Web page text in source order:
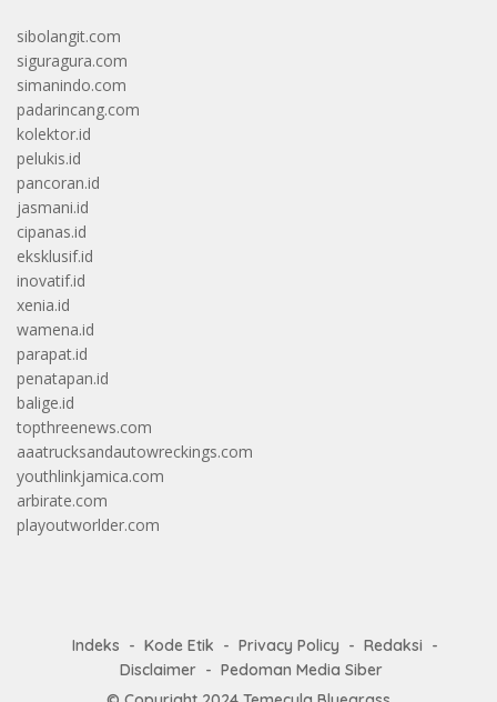
sibolangit.com
siguragura.com
simanindo.com
padarincang.com
kolektor.id
pelukis.id
pancoran.id
jasmani.id
cipanas.id
eksklusif.id
inovatif.id
xenia.id
wamena.id
parapat.id
penatapan.id
balige.id
topthreenews.com
aaatrucksandautowreckings.com
youthlinkjamica.com
arbirate.com
playoutworlder.com
Indeks Kode Etik Privacy Policy
Redaksi
Disclaimer
Pedoman Media Siber